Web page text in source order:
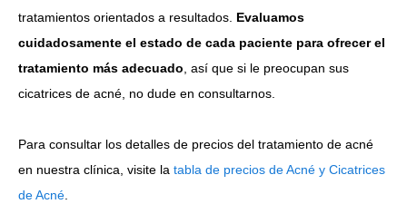
tratamientos orientados a resultados. Evaluamos
cuidadosamente el estado de cada paciente para ofrecer el
tratamiento más adecuado, así que si le preocupan sus
cicatrices de acné, no dude en consultarnos.
Para consultar los detalles de precios del tratamiento de acné
en nuestra clínica, visite la tabla de precios de Acné y Cicatrices
de Acné.